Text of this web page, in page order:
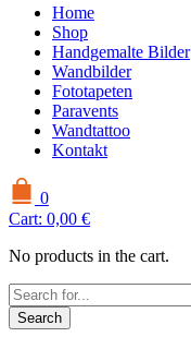
Home
Shop
Handgemalte Bilder
Wandbilder
Fototapeten
Paravents
Wandtattoo
Kontakt
0
Cart: 0,00 €
No products in the cart.
Search